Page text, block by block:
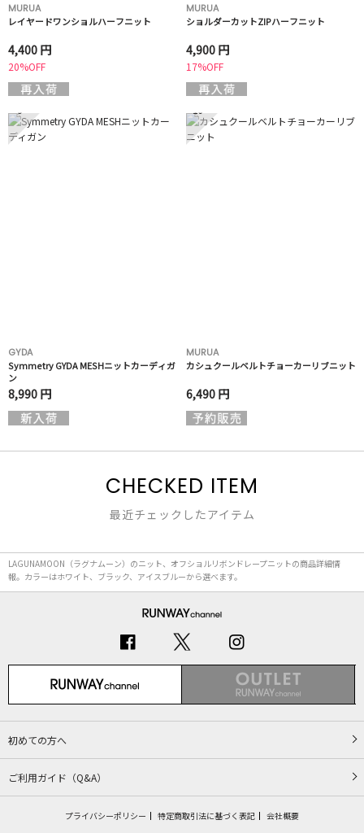
MURUA
レイヤードワンショルハーフニット
4,400 円
20%OFF
MURUA
ショルダーカットZIPハーフニット
4,900 円
17%OFF
9
GYDA
Symmetry GYDA MESHニットカーディガ
ン
8,990 円
10
MURUA
カシュクールベルトチョーカーリブニット
6,490 円
CHECKED ITEM
最近チェックしたアイテム
LAGUNAMOON（ラグナムーン）のニット、オフショルリボンドレープニットの商品詳細情
報。カラーはホワイト、ブラック、アイスブルーから選べます。
初めての方へ
ご利用ガイド（Q&A）
プライバシーポリシー 特定商取引法に基づく表記 会社概要